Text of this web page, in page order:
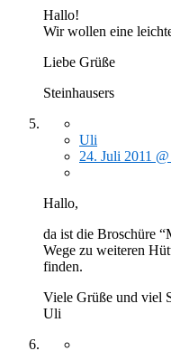
Hallo!
Wir wollen eine
Liebe Grüße
Steinhausers
Uli
24. Juli 2011
Hallo,
da ist die Broschüre
Wege zu weiteren
finden.
Viele Grüße und viel
Uli